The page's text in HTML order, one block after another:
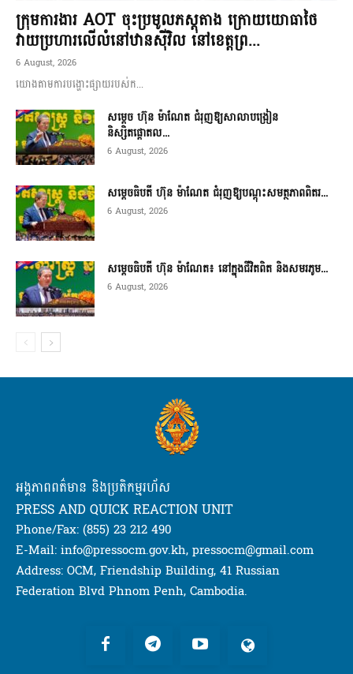
ក្រុមការងារ AOT ចុះប្រមូលភស្តុតាង ក្រោយយោធាថៃ
វាយប្រហារលើលំនៅឋានស៊ីវិល នៅខេត្តព្រ...
6 August, 2026
យោងតាមការបង្ហោះផ្សាយរបស់ក...
សម្តេច ហ៊ុន ម៉ាណែត ជំរុញឱ្យសាលាបង្រៀន
និស្សិតផ្តោតល...
6 August, 2026
សម្តេចធិបតី ហ៊ុន ម៉ាណែត ជំរុញឱ្យបណ្តុះសមត្ថភាពពិតរ...
6 August, 2026
សម្តេចធិបតី ហ៊ុន ម៉ាណែត៖ នៅក្នុងជីវិតពិត និងសមរភូម...
6 August, 2026
អង្គភាពពត៌មាន និងប្រតិកម្មរហ័ស
PRESS AND QUICK REACTION UNIT
Phone/Fax: (855) 23 212 490
E-Mail: info@pressocm.gov.kh, pressocm@gmail.com
Address: OCM, Friendship Building, 41 Russian
Federation Blvd Phnom Penh, Cambodia.